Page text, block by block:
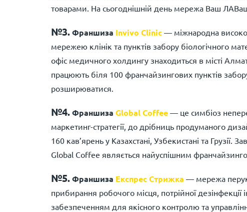
товарами. На сьогоднішній день мережа Ваш
№3.Франшиза Invivo Clinic — міжнародна
мережею клінік та пунктів забору біологічного
офіс медичного холдингу знаходиться в місті
працюють біля 100 франчайзингових пунктів
розширюватися.
№4.Франшиза Global Coffee — це симбіоз
маркетинг-стратегії, до дрібниць продуманого
160 кав’ярень у Казахстані, Узбекистані та Грузії.
Global Coffee являється найуспішним
№5.Франшиза Експрес Стрижка — мережа
прибирання робочого місця, потрійної
забезпеченням для якісного контролю та